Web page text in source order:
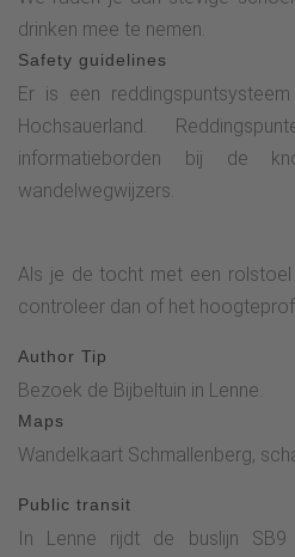
drinken mee te nemen.
Safety guidelines
Er is een
Hochsauerland.
informatieborden bij de
wandelwegwijzers.
Als je de tocht met een
controleer dan of het
Author Tip
Bezoek de Bijbeltuin in Lenne.
Maps
Wandelkaart Schmallenberg,
Public transit
In Lenne rijdt de buslijn SB9